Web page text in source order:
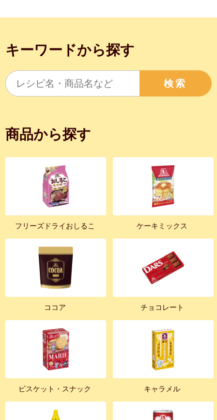
キーワードから探す
検索
商品から探す
フリーズドライおしるこ ケーキミックス
ココア チョコレート
ビスケット・スナック キャラメル